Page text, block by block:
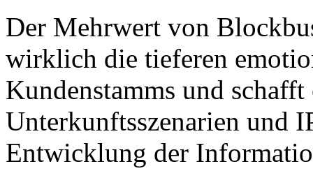
Der Mehrwert von
wirklich die tieferen
Kundenstamms und
Unterkunftsszenarien und
Entwicklung der